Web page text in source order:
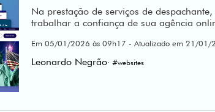
Na prestação de serviços de
trabalhar a confiança de sua agência
Em 05/01/2026 às 09h17 - Atualizado em 21/01/
Leonardo Negrão· #websites